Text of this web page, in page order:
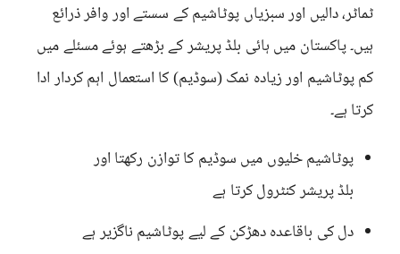
ٹماٹر، دالیں اور سبزیاں پوٹاشیم کے سستے اور وافر ذرائع
ہیں۔ پاکستان میں ہائی بلڈ پریشر کے بڑھتے ہوئے مسئلے میں
کم پوٹاشیم اور زیادہ نمک (سوڈیم) کا استعمال اہم کردار ادا
کرتا ہے۔
پوٹاشیم خلیوں میں سوڈیم کا توازن رکھتا اور
بلڈ پریشر کنٹرول کرتا ہے
دل کی باقاعدہ دھڑکن کے لیے پوٹاشیم ناگزیر ہے